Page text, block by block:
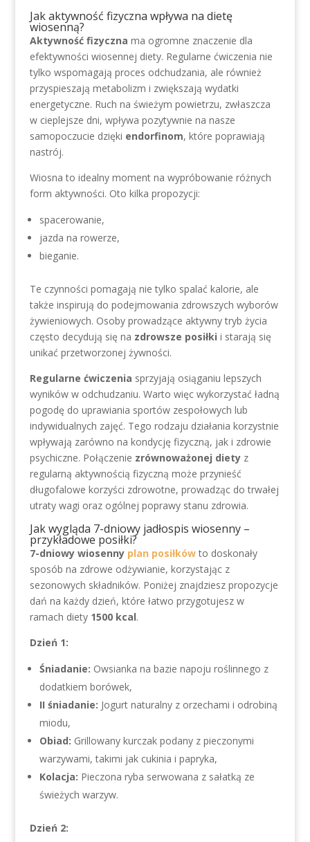
Jak aktywność fizyczna wpływa na dietę
wiosenną?
Aktywność fizyczna ma ogromne znaczenie dla
efektywności wiosennej diety. Regularne ćwiczenia nie
tylko wspomagają proces odchudzania, ale również
przyspieszają metabolizm i zwiększają wydatki
energetyczne. Ruch na świeżym powietrzu, zwłaszcza
w cieplejsze dni, wpływa pozytywnie na nasze
samopoczucie dzięki endorfinom, które poprawiają
nastrój.
Wiosna to idealny moment na wypróbowanie różnych
form aktywności. Oto kilka propozycji:
spacerowanie,
jazda na rowerze,
bieganie.
Te czynności pomagają nie tylko spalać kalorie, ale
także inspirują do podejmowania zdrowszych wyborów
żywieniowych. Osoby prowadzące aktywny tryb życia
często decydują się na zdrowsze posiłki i starają się
unikać przetworzonej żywności.
Regularne ćwiczenia sprzyjają osiąganiu lepszych
wyników w odchudzaniu. Warto więc wykorzystać ładną
pogodę do uprawiania sportów zespołowych lub
indywidualnych zajęć. Tego rodzaju działania korzystnie
wpływają zarówno na kondycję fizyczną, jak i zdrowie
psychiczne. Połączenie zrównoważonej dietyz
regularną aktywnością fizyczną może przynieść
długofalowe korzyści zdrowotne, prowadząc do trwałej
utraty wagi oraz ogólnej poprawy stanu zdrowia.
Jak wygląda 7-dniowy jadłospis wiosenny –
przykładowe posiłki?
7-dniowy wiosenny plan posiłkówto doskonały
sposób na zdrowe odżywianie, korzystając z
sezonowych składników. Poniżej znajdziesz propozycje
dań na każdy dzień, które łatwo przygotujesz w
ramach diety 1500 kcal.
Dzień 1:
Śniadanie: Owsianka na bazie napoju roślinnego z
dodatkiem borówek,
II śniadanie: Jogurt naturalny z orzechami i odrobiną
miodu,
Obiad: Grillowany kurczak podany z pieczonymi
warzywami, takimi jak cukinia i papryka,
Kolacja: Pieczona ryba serwowana z sałatką ze
świeżych warzyw.
Dzień 2: